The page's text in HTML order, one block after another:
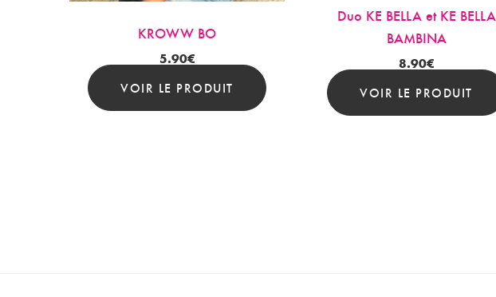
KROWW BO
5.90€
VOIR LE PRODUIT
Duo KE BELLA et KE BELLA
BAMBINA
8.90€
VOIR LE PRODUIT